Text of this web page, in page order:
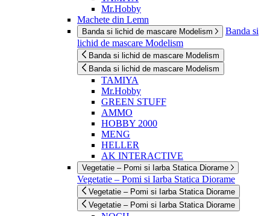
Mr.Hobby
Machete din Lemn
Banda si lichid de mascare Modelism
Banda si
lichid de mascare Modelism
Banda si lichid de mascare Modelism
Banda si lichid de mascare Modelism
TAMIYA
Mr.Hobby
GREEN STUFF
AMMO
HOBBY 2000
MENG
HELLER
AK INTERACTIVE
Vegetatie – Pomi si Iarba Statica Diorame
Vegetatie – Pomi si Iarba Statica Diorame
Vegetatie – Pomi si Iarba Statica Diorame
Vegetatie – Pomi si Iarba Statica Diorame